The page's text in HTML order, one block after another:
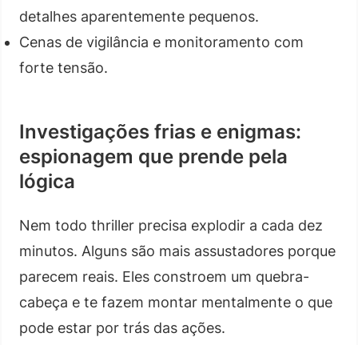
detalhes aparentemente pequenos.
Cenas de vigilância e monitoramento com
forte tensão.
Investigações frias e enigmas:
espionagem que prende pela
lógica
Nem todo thriller precisa explodir a cada dez
minutos. Alguns são mais assustadores porque
parecem reais. Eles constroem um quebra-
cabeça e te fazem montar mentalmente o que
pode estar por trás das ações.